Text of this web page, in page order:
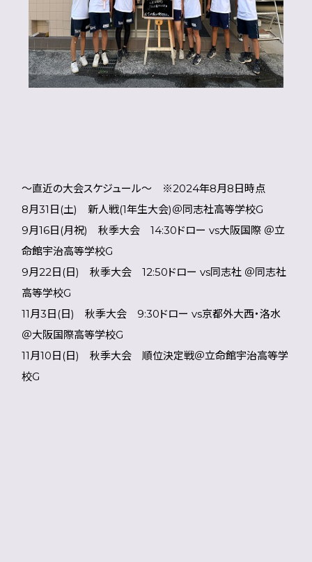
～直近の大会スケジュール～ ※2024年8月8日時点
8月31日(土) 新人戦(1年生大会)＠同志社高等学校G
9月16日(月祝) 秋季大会 14:30ドロー vs大阪国際 ＠立
命館宇治高等学校G
9月22日(日) 秋季大会 12:50ドロー vs同志社 ＠同志社
高等学校G
11月3日(日) 秋季大会 9:30ドロー vs京都外大西・洛水
＠大阪国際高等学校G
11月10日(日) 秋季大会 順位決定戦＠立命館宇治高等学
校G